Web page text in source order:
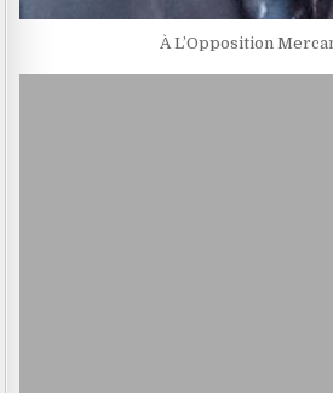
À L’Opposition